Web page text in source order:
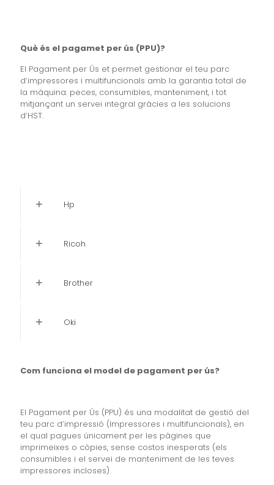
Què és el pagamet per ús (PPU)?
El Pagament per Ús et permet gestionar el teu parc
d’impressores i multifuncionals amb la garantia total de
la màquina: peces, consumibles, manteniment, i tot
mitjançant un servei integral gràcies a les solucions
d’HST.
Hp
Ricoh
Brother
Oki
Com funciona el model de pagament per ús?
El Pagament per Ús (PPU) és una modalitat de gestió del
teu parc d’impressió (Impressores i multifuncionals), en
el qual pagues únicament per les pàgines que
imprimeixes o còpies, sense costos inesperats (els
consumibles i el servei de manteniment de les teves
impressores incloses).